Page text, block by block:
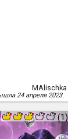
MAlischka
24 апреля 2023.
(1)